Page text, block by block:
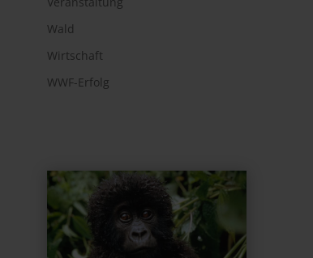
Wald
Wirtschaft
WWF-Erfolg